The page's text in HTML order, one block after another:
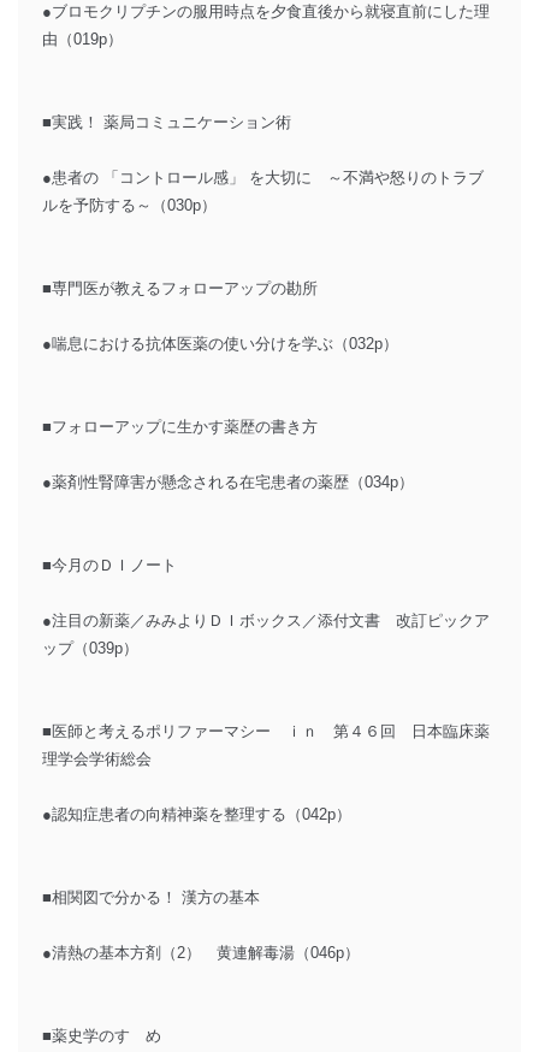
●ブロモクリプチンの服用時点を夕食直後から就寝直前にした理
由（019p）
■実践！ 薬局コミュニケーション術
●患者の 「コントロール感」 を大切に ～不満や怒りのトラブ
ルを予防する～（030p）
■専門医が教えるフォローアップの勘所
●喘息における抗体医薬の使い分けを学ぶ（032p）
■フォローアップに生かす薬歴の書き方
●薬剤性腎障害が懸念される在宅患者の薬歴（034p）
■今月のＤＩノート
●注目の新薬／みみよりＤＩボックス／添付文書 改訂ピックア
ップ（039p）
■医師と考えるポリファーマシー ｉｎ 第４６回 日本臨床薬
理学会学術総会
●認知症患者の向精神薬を整理する（042p）
■相関図で分かる！ 漢方の基本
●清熱の基本方剤（2） 黄連解毒湯（046p）
■薬史学のすゝめ